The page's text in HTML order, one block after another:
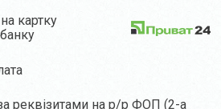
картку
реквізитами на р/р ФОП (2-а